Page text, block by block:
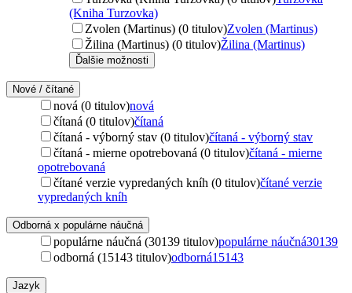
(Kniha Turzovka)
Zvolen (Martinus) (0 titulov)Zvolen (Martinus)
Žilina (Martinus) (0 titulov)Žilina (Martinus)
Ďalšie možnosti
Nové / čítané
nová (0 titulov)nová
čítaná (0 titulov)čítaná
čítaná - výborný stav (0 titulov)čítaná - výborný stav
čítaná - mierne opotrebovaná (0 titulov)čítaná - mierne
opotrebovaná
čítané verzie vypredaných kníh (0 titulov)čítané verzie
vypredaných kníh
Odborná x populárne náučná
populárne náučná (30139 titulov)populárne náučná30139
odborná (15143 titulov)odborná15143
Jazyk